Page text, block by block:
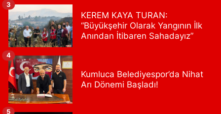
Nuh Eczanesi
Fetih Mahallesi, Hicazkar Sokak, Bağkur Sitesi No:10 1A Ataşehir
İstanbul
0 (216) 324 46 96 Yol Tarifi Al
Yaman Eczanesi
Site Mahallesi, Kaptanoğlu Okul Sokak No:44 A Ümraniye İstanbul
0 (216) 533 02 16
KEREM KAYA TURAN:
“Büyükşehir Olarak Yangının İlk
Anından İtibaren Sahadayız”
3
Kumluca Belediyespor’da Nihat
Arı Dönemi Başladı!
4
5